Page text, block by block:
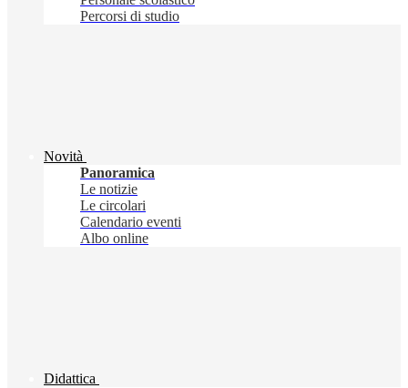
Percorsi di studio
Novità
Panoramica
Le notizie
Le circolari
Calendario eventi
Albo online
Didattica